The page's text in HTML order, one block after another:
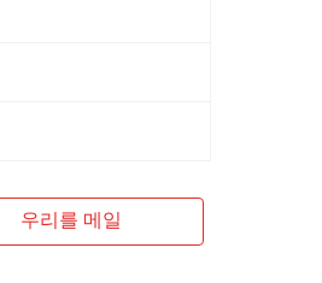
우리를 메일